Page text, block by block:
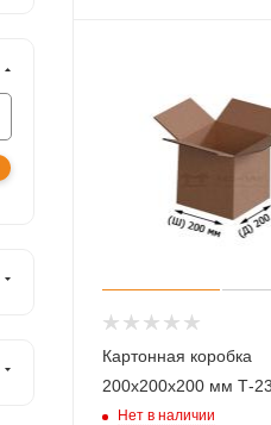
Картонная коробка
200х200х200 мм Т-
Нет в наличии